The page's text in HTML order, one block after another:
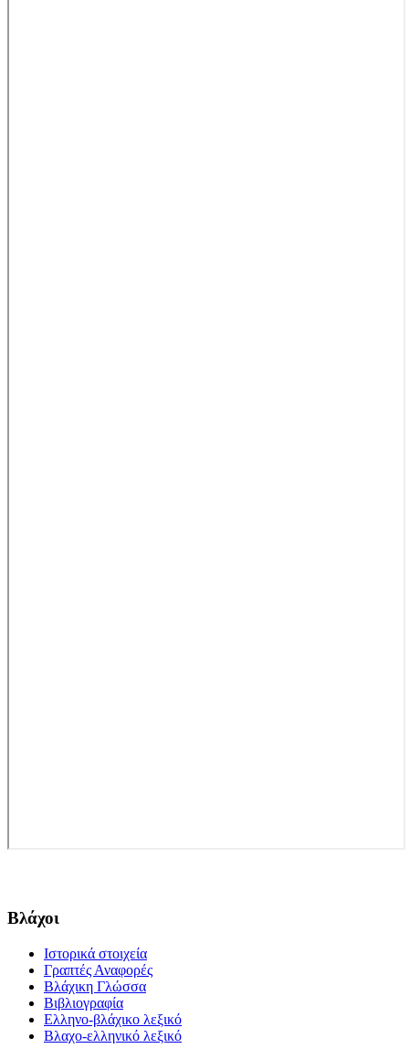
Βλάχοι
Ιστορικά στοιχεία
Γραπτές Αναφορές
Βλάχικη Γλώσσα
Βιβλιογραφία
Ελληνο-βλάχικο λεξικό
Βλαχο-ελληνικό λεξικό